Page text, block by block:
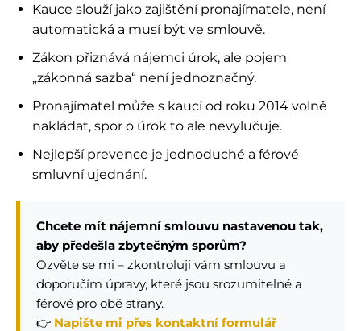
Kauce slouží jako zajištění pronajímatele, není
automatická a musí být ve smlouvě.
Zákon přiznává nájemci úrok, ale pojem
„zákonná sazba“ není jednoznačný.
Pronajímatel může s kaucí od roku 2014 volně
nakládat, spor o úrok to ale nevylučuje.
Nejlepší prevence je jednoduché a férové
smluvní ujednání.
Chcete mít nájemní smlouvu nastavenou tak,
aby předešla zbytečným sporům?
Ozvěte se mi – zkontroluji vám smlouvu a
doporučím úpravy, které jsou srozumitelné a
férové pro obě strany.
👉 Napište mi přes kontaktní formulář